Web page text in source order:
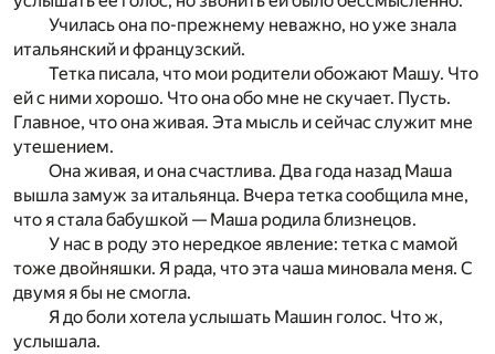
Училась она по-прежнему неважно, но уже знала
итальянский и французский.
Тетка писала, что мои родители обожают Машу. Что
ей с ними хорошо. Что она обо мне не скучает. Пусть.
Главное, что она живая. Эта мысль и сейчас служит мне
утешением.
Она живая, и она счастлива. Два года назад Маша
вышла замуж за итальянца. Вчера тетка сообщила мне,
что я стала бабушкой — Маша родила близнецов.
У нас в роду это нередкое явление: тетка с мамой
тоже двойняшки. Я рада, что эта чаша миновала меня. С
двумя я бы не смогла.
Я до боли хотела услышать Машин голос. Что ж,
услышала.